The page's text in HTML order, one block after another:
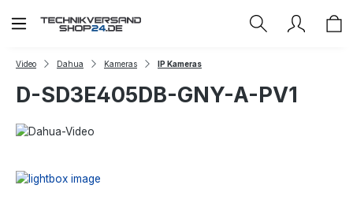
Zum Hauptinhalt springen
Video Dahua Kameras IP Kameras
D-SD3E405DB-GNY-A-PV1